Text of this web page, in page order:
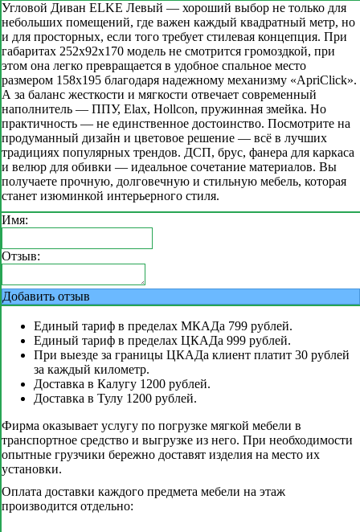
Угловой Диван ELKE Левый — хороший выбор не только для
небольших помещений, где важен каждый квадратный метр, но
и для просторных, если того требует стилевая концепция. При
габаритах 252х92х170 модель не смотрится громоздкой, при
этом она легко превращается в удобное спальное место
размером 158х195 благодаря надежному механизму «ApriClick».
А за баланс жесткости и мягкости отвечает современный
наполнитель — ППУ, Elax, Hollcon, пружинная змейка. Но
практичность — не единственное достоинство. Посмотрите на
продуманный дизайн и цветовое решение — всё в лучших
традициях популярных трендов. ДСП, брус, фанера для каркаса
и велюр для обивки — идеальное сочетание материалов. Вы
получаете прочную, долговечную и стильную мебель, которая
станет изюминкой интерьерного стиля.
Имя:
Отзыв:
Добавить отзыв
Единый тариф в пределах МКАДа 799 рублей.
Единый тариф в пределах ЦКАДа 999 рублей.
При выезде за границы ЦКАДа клиент платит 30 рублей
за каждый километр.
Доставка в Калугу 1200 рублей.
Доставка в Тулу 1200 рублей.
Фирма оказывает услугу по погрузке мягкой мебели в
транспортное средство и выгрузке из него. При необходимости
опытные грузчики бережно доставят изделия на место их
установки.
Оплата доставки каждого предмета мебели на этаж
производится отдельно: